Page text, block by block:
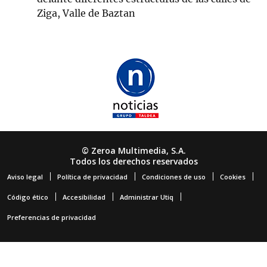
Ziga, Valle de Baztan
© Zeroa Multimedia, S.A.
Todos los derechos reservados
Aviso legal Política de privacidad Condiciones de uso Cookies
Código ético Accesibilidad Administrar Utiq
Preferencias de privacidad